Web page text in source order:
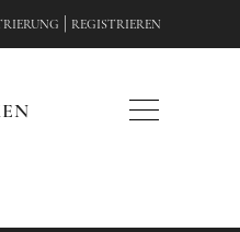
REGISTRIEREN